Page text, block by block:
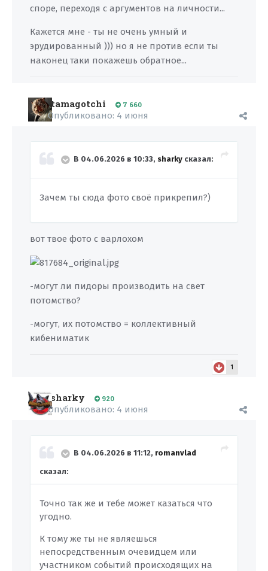
споре, переходя с аргументов на личности...
Кажется мне - ты не очень умный и
эрудированный ))) но я не против если ты
наконец таки покажешь обратное...
tamagotchi 7 660
Опубликовано: 4 июня
В 04.06.2026 в 10:33, sharky сказал:
Зачем ты сюда фото своё прикрепил?)
вот твое фото с варлохом
-могут ли пидоры производить на свет
потомство?
-могут, их потомство = коллективный
кибениматик
1
sharky 920
Опубликовано: 4 июня
В 04.06.2026 в 11:12, romanvlad
сказал:
Точно так же и тебе может казаться что
угодно.
К тому же ты не являешься
непосредственным очевидцем или
участником событий происходящих на